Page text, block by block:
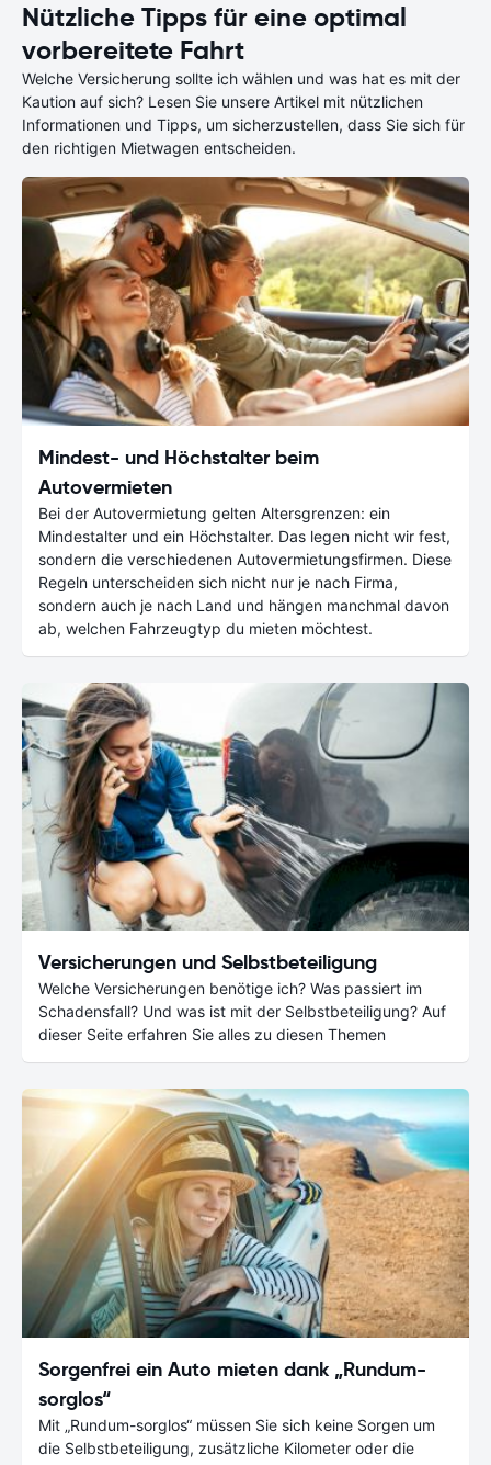
Nützliche Tipps für eine optimal
vorbereitete Fahrt
Welche Versicherung sollte ich wählen und was hat es mit der
Kaution auf sich? Lesen Sie unsere Artikel mit nützlichen
Informationen und Tipps, um sicherzustellen, dass Sie sich für
den richtigen Mietwagen entscheiden.
Mindest- und Höchstalter beim
Autovermieten
Bei der Autovermietung gelten Altersgrenzen: ein
Mindestalter und ein Höchstalter. Das legen nicht wir fest,
sondern die verschiedenen Autovermietungsfirmen. Diese
Regeln unterscheiden sich nicht nur je nach Firma,
sondern auch je nach Land und hängen manchmal davon
ab, welchen Fahrzeugtyp du mieten möchtest.
Versicherungen und Selbstbeteiligung
Welche Versicherungen benötige ich? Was passiert im
Schadensfall? Und was ist mit der Selbstbeteiligung? Auf
dieser Seite erfahren Sie alles zu diesen Themen
Sorgenfrei ein Auto mieten dank „Rundum-
sorglos“
Mit „Rundum-sorglos“ müssen Sie sich keine Sorgen um
die Selbstbeteiligung, zusätzliche Kilometer oder die